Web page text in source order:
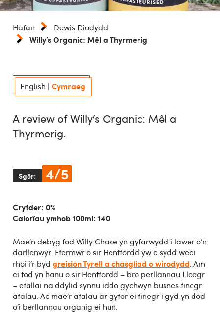
Hafan
Dewis Diodydd
Willy’s Organic: Mêl a Thyrmerig
English | Cymraeg
A review of Willy’s Organic: Mêl a
Thyrmerig.
Sgôr: 4/5
Cryfder: 0%
Calorïau ymhob 100ml: 140
Mae’n debyg fod Willy Chase yn gyfarwydd i lawer o’n
darllenwyr. Ffermwr o sir Henffordd yw e sydd wedi
rhoi i’r byd greision Tyrell a chasgliad o wirodydd. Am
ei fod yn hanu o sir Henffordd – bro perllannau Lloegr
– efallai na ddylid synnu iddo gychwyn busnes finegr
afalau. Ac mae’r afalau ar gyfer ei finegr i gyd yn dod
o’i berllannau organig ei hun.